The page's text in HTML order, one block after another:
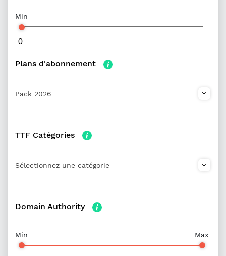
Min
Plans d'abonnement
Pack 2026
TTF Catégories
Sélectionnez une catégorie
Domain Authority
Min Max